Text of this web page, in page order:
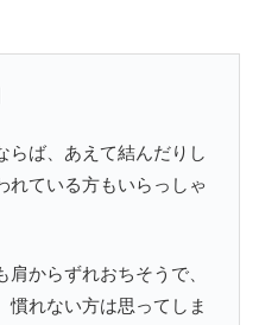
らば、あえて結んだりし
れている方もいらっしゃ
からずれおちそうで、
慣れない方は思ってしま